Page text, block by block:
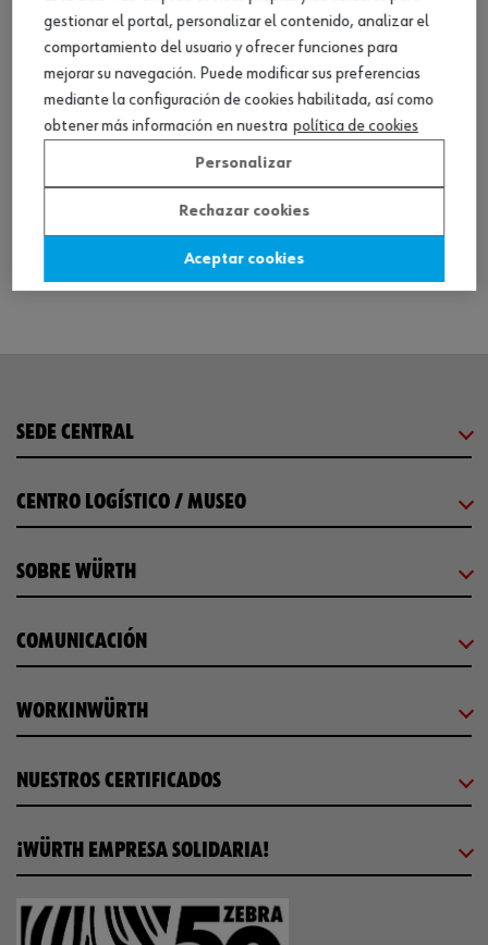
Mordaza presión abraz., tipo C paral., acop.
pres.
SEDE CENTRAL
CENTRO LOGÍSTICO / MUSEO
SOBRE WÜRTH
COMUNICACIÓN
WORKINWÜRTH
NUESTROS CERTIFICADOS
¡WÜRTH EMPRESA SOLIDARIA!
gestionar el portal, personalizar el contenido, analizar el
comportamiento del usuario y ofrecer funciones para
mejorar su navegación. Puede modificar sus preferencias
mediante la configuración de cookies habilitada, así como
obtener más información en nuestra política de cookies
Personalizar
Rechazar cookies
Aceptar cookies